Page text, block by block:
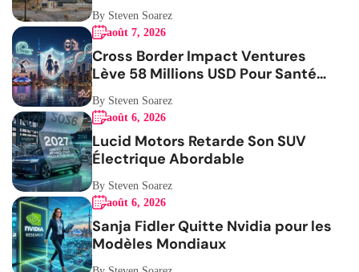
By Steven Soarez
août 7, 2026
Cross Border Impact Ventures
Lève 58 Millions USD Pour Santé
Femmes
By Steven Soarez
août 6, 2026
Lucid Motors Retarde Son SUV
Électrique Abordable
By Steven Soarez
août 6, 2026
Sanja Fidler Quitte Nvidia pour les
Modèles Mondiaux